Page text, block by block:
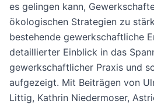
es gelingen kann,
ökologischen Strategien zu
bestehende gewerkschaftliche
detaillierter Einblick in das
gewerkschaftlicher Praxis und
aufgezeigt. Mit Beiträgen von
Littig, Kathrin Niedermoser,